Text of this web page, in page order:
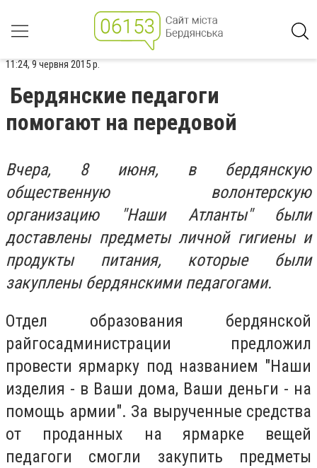
11:24, 9 червня 2015 р.
Бердянские педагоги
помогают на передовой
Вчера, 8 июня, в бердянскую
общественную волонтерскую
организацию "Наши Атланты" были
доставлены предметы личной гигиены и
продукты питания, которые были
закуплены бердянскими педагогами.
Отдел образования бердянской
райгосадминистрации предложил
провести ярмарку под названием "Наши
изделия - в Ваши дома, Ваши деньги - на
помощь армии". За вырученные средства
от проданных на ярмарке вещей
педагоги смогли закупить предметы